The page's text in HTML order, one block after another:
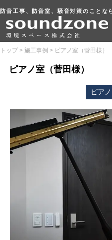
防音工事、防音室、騒音対策のことな
トップ > 施工事例 > ピアノ室（菅田様）
ピアノ室（菅田様）
ピアノ